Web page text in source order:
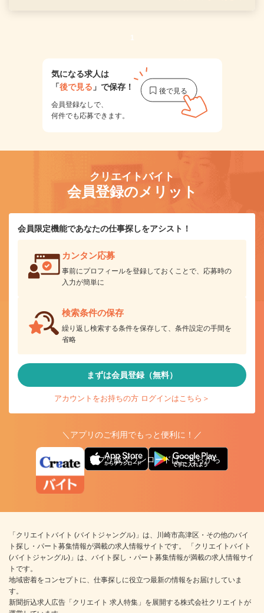
1
気になる求人は
「後で見る 」で保存！
会員登録なしで、
何件でも応募できます。
クリエイトバイト
会員登録のメリット
会員限定機能であなたの仕事探しをアシスト！
カンタン応募
事前にプロフィールを登録しておくことで、応募時の
入力が簡単に
検索条件の保存
繰り返し検索する条件を保存して、条件設定の手間を
省略
まずは会員登録（無料）
アカウントをお持ちの方 ログインはこちら＞
＼アプリのご利用でもっと便利に！／
アプリ版ダウンロードはこちらから
「クリエイトバイト (バイトジャングル)」は、川崎市高津区・その他のバイ
ト探し・パート募集情報が満載の求人情報サイトです。 「クリエイトバイト
(バイトジャングル)」は、バイト探し・パート募集情報が満載の求人情報サイ
トです。
地域密着をコンセプトに、仕事探しに役立つ最新の情報をお届けしていま
す。
新聞折込求人広告「クリエイト 求人特集」を展開する株式会社クリエイトが